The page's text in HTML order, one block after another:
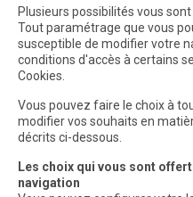
Plusieurs possibilités vous
Tout paramétrage que vous
susceptible de modifier votre
conditions d'accès à certains
Cookies.
Vous pouvez faire le choix à
modifier vos souhaits en
décrits ci-dessous.
Les choix qui vous sont
navigation